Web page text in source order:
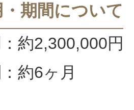
期間について
約2,300,000円
約6ヶ月